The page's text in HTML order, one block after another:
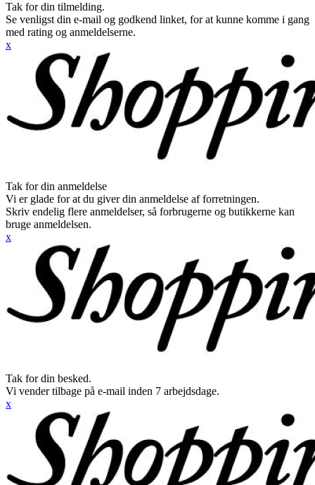
Tak for din tilmelding.
Se venligst din e-mail og godkend linket, for at kunne komme i gang
med rating og anmeldelserne.
x
Tak for din anmeldelse
Vi er glade for at du giver din anmeldelse af forretningen.
Skriv endelig flere anmeldelser, så forbrugerne og butikkerne kan
bruge anmeldelsen.
x
Tak for din besked.
Vi vender tilbage på e-mail inden 7 arbejdsdage.
x